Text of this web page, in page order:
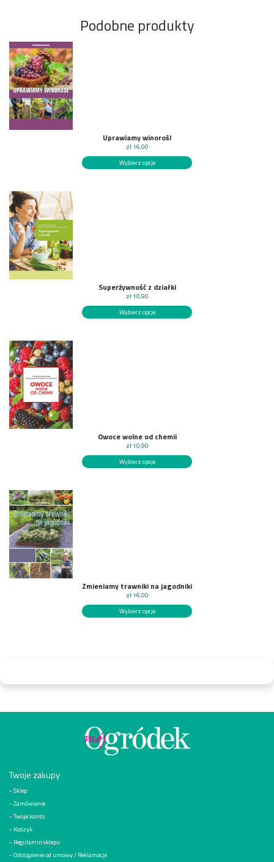
Podobne produkty
Uprawiamy winorośl
zł16,00
Wybierz opcje
Superżywność z działki
zł10,90
Wybierz opcje
Owoce wolne od chemii
zł10,90
Wybierz opcje
Zmieniamy trawniki na jagodniki
zł16,00
Wybierz opcje
Twoje zakupy
Sklep
Zamówienie
Twoje konto
Koszyk
Regulamin sklepu
Odstąpienie od umowy / Reklamacje